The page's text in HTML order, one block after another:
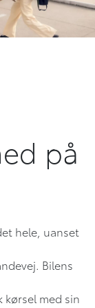
på
hele, uanset
Bilens
med sin